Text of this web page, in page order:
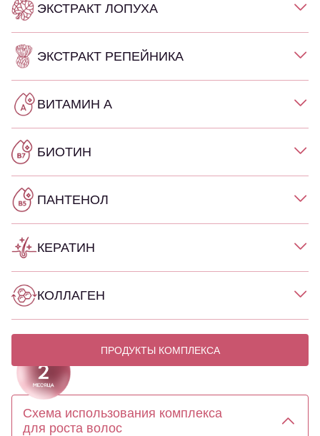
ЭКСТРАКТ ЛОПУХА
ЭКСТРАКТ РЕПЕЙНИКА
ВИТАМИН А
БИОТИН
ПАНТЕНОЛ
КЕРАТИН
КОЛЛАГЕН
ПРОДУКТЫ КОМПЛЕКСА
Схема использования комплекса
для роста волос